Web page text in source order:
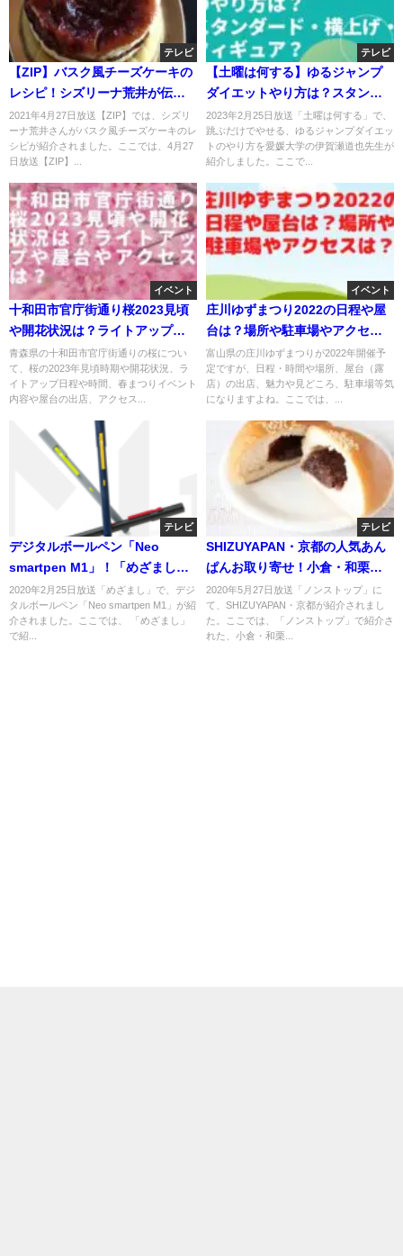
テレビ
【ZIP】バスク風チーズケーキの
レシピ！シズリーナ荒井が伝
授！4月27日
2021年4月27日放送【ZIP】では、シズリ
ーナ荒井さんがバスク風チーズケーキのレ
シピが紹介されました。ここでは、4月27
日放送【ZIP】...
テレビ
【土曜は何する】ゆるジャンプ
ダイエットやり方は？スタンダ
ード・横上げ・フィギュア・マ
ッスル？
2023年2月25日放送「土曜は何する」で、
跳ぶだけでやせる、ゆるジャンプダイエッ
トのやり方を愛媛大学の伊賀瀬道也先生が
紹介しました。ここで...
イベント
十和田市官庁街通り桜2023見頃
や開花状況は？ライトアップや
屋台やアクセスは？
青森県の十和田市官庁街通りの桜につい
て、桜の2023年見頃時期や開花状況、ラ
イトアップ日程や時間、春まつりイベント
内容や屋台の出店、アクセス...
イベント
庄川ゆずまつり2022の日程や屋
台は？場所や駐車場やアクセス
は？
富山県の庄川ゆずまつりが2022年開催予
定ですが、日程・時間や場所、屋台（露
店）の出店、魅力や見どころ、駐車場等気
になりますよね。ここでは、...
テレビ
デジタルボールペン「Neo
smartpen M1」！「めざまし」
で紹介！2月25日
2020年2月25日放送「めざまし」で、デジ
タルボールペン「Neo smartpen M1」が紹
介されました。ここでは、 「めざまし」
で紹...
テレビ
SHIZUYAPAN・京都の人気あん
ぱんお取り寄せ！小倉・和栗・
抹茶！「ノンストップ」
2020年5月27日放送「ノンストップ」に
て、SHIZUYAPAN・京都が紹介されまし
た。ここでは、「ノンストップ」で紹介さ
れた、小倉・和栗...